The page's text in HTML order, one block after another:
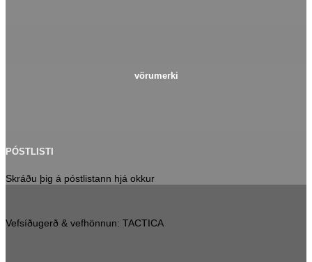
vörumerki
PÓSTLISTI
Skráðu þig á póstlistann hjá okkur
Vefsíðugerð & vefhönnun: TACTICA